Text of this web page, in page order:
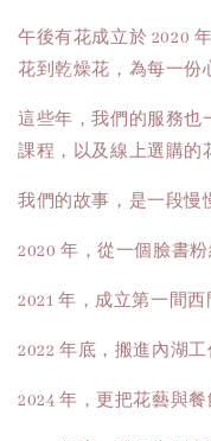
午後有花成立於 2020
花到乾燥花，為每一份
這些年，我們的服務也
課程，以及線上選購的
我們的故事，是一段慢
2020 年，從一個臉書粉
2021 年，成立第一間西
2022 年底，搬進內湖工
2024 年，更把花藝與